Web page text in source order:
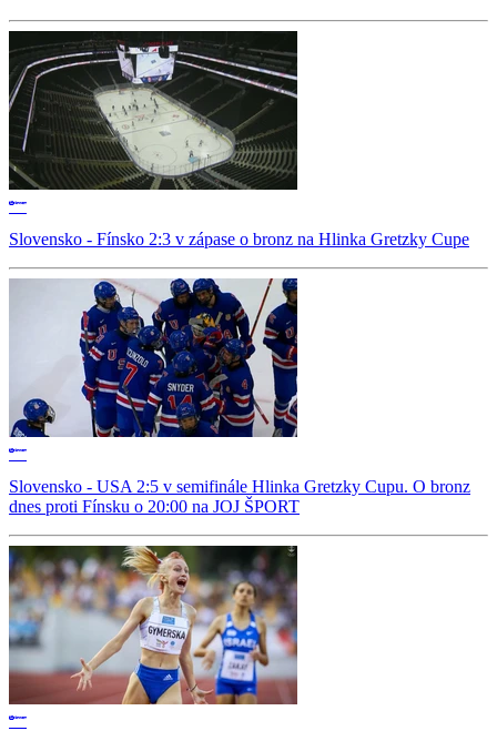
Slovensko - Fínsko 2:3 v zápase o bronz na Hlinka Gretzky Cupe
Slovensko - USA 2:5 v semifinále Hlinka Gretzky Cupu. O bronz
dnes proti Fínsku o 20:00 na JOJ ŠPORT